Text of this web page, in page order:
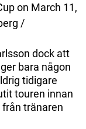
on March 11,
/
dock att
bara någon
tidigare
touren innan
tränaren